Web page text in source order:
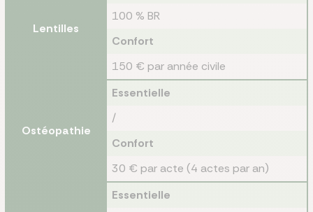
Lentilles
100 % BR
Confort
150 € par année civile
Ostéopathie
Essentielle
/
Confort
30 € par acte (4 actes par an)
Essentielle